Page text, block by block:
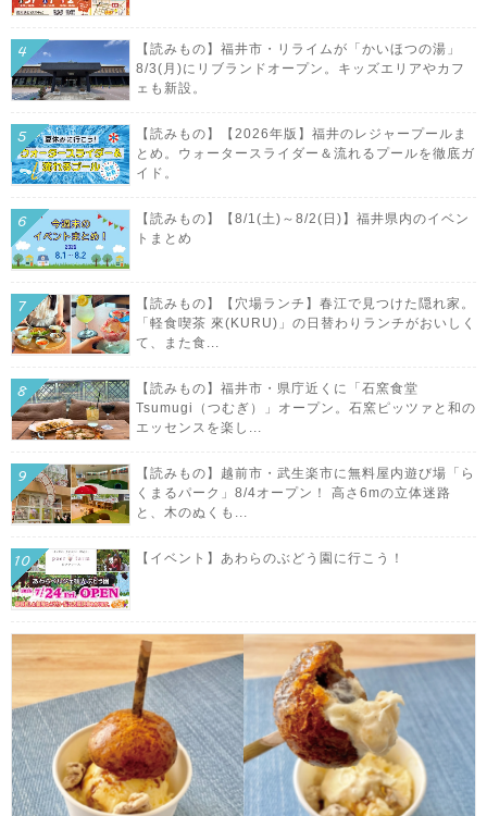
【読みもの】福井市・リライムが「かいほつの湯」
8/3(月)にリブランドオープン。キッズエリアやカフ
ェも新設。
【読みもの】【2026年版】福井のレジャープールま
とめ。ウォータースライダー＆流れるプールを徹底ガ
イド。
【読みもの】【8/1(土)～8/2(日)】福井県内のイベン
トまとめ
【読みもの】【穴場ランチ】春江で見つけた隠れ家。
「軽食喫茶 來(KURU)」の日替わりランチがおいしく
て、また食...
【読みもの】福井市・県庁近くに「石窯食堂
Tsumugi（つむぎ）」オープン。石窯ピッツァと和の
エッセンスを楽し...
【読みもの】越前市・武生楽市に無料屋内遊び場「ら
くまるパーク」8/4オープン！ 高さ6mの立体迷路
と、木のぬくも...
【イベント】あわらのぶどう園に行こう！